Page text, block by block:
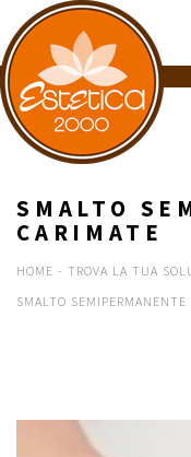
SMALTO
CARIMATE
HOME - TROVA LA TUA
SMALTO SEMIPERMANENTE